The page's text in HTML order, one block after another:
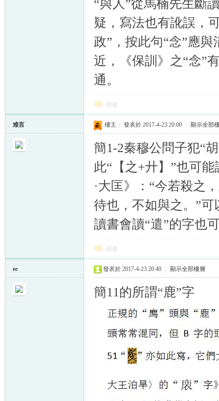
“與人”從馬楠先生斷
疑，寫法也有訛誤，
政”，按此句“念”應
近，《保訓》之“念”
通。
回復
难言 樓主 發表於 2017-4-23 20:00 顯示全部
簡1-2秦穆公問子犯“
此“【之+廾】”也可
·大匡》：“今若殺之
待也，不如與之。”
讀書會讀“遣”的字也
回復
ee 發表於 2017-4-23 20:40 顯示全部樓層
簡11的所謂“鹿”字